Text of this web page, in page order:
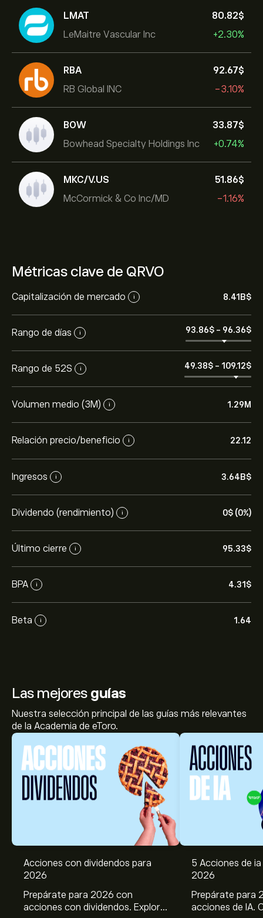
LMAT
LeMaitre Vascular Inc
80.82‎$‎
+2.30%
RBA
RB Global INC
92.67‎$‎
-3.10%
BOW
Bowhead Specialty Holdings Inc
33.87‎$‎
+0.74%
MKC/V.US
McCormick & Co Inc/MD
51.86‎$‎
-1.16%
Métricas clave de QRVO
Capitalización de mercado i 8.41B‎$‎
Rango de días i 93.86‎$‎ - 96.36‎$‎
Rango de 52S i 49.38‎$‎ - 109.12‎$‎
Volumen medio (3M) i 1.29M
Relación precio/beneficio i 22.12
Ingresos i 3.64B‎$‎
Dividendo (rendimiento) i 0‎$‎ (0%)
Último cierre i 95.33‎$‎
BPA i 4.31‎$‎
Beta i 1.64
Las mejores guías
Nuestra selección principal de las guías más relevantes
de la Academia de eToro.
Acciones con dividendos para
2026
Prepárate para 2026 con
acciones con dividendos. Explora
5 Acciones de
2026
Prepárate para
acciones de IA.